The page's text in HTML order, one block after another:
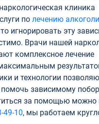
клиника
по лечению
игнорировать эту
Врачи нашей
комплексное лечение
и технологии
зависимому
за помощью можно
49-10, мы работаем